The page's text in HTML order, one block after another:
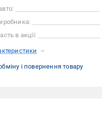
в акції:
і повернення товару